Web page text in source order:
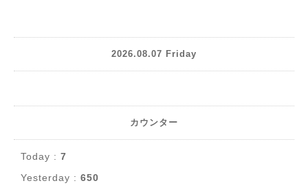
2026.08.07 Friday
カウンター
Today : 7
Yesterday : 650